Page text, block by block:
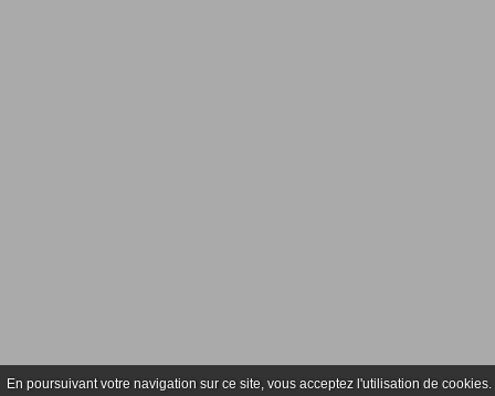
En poursuivant votre navigation sur ce site, vous acceptez l'utilisation de